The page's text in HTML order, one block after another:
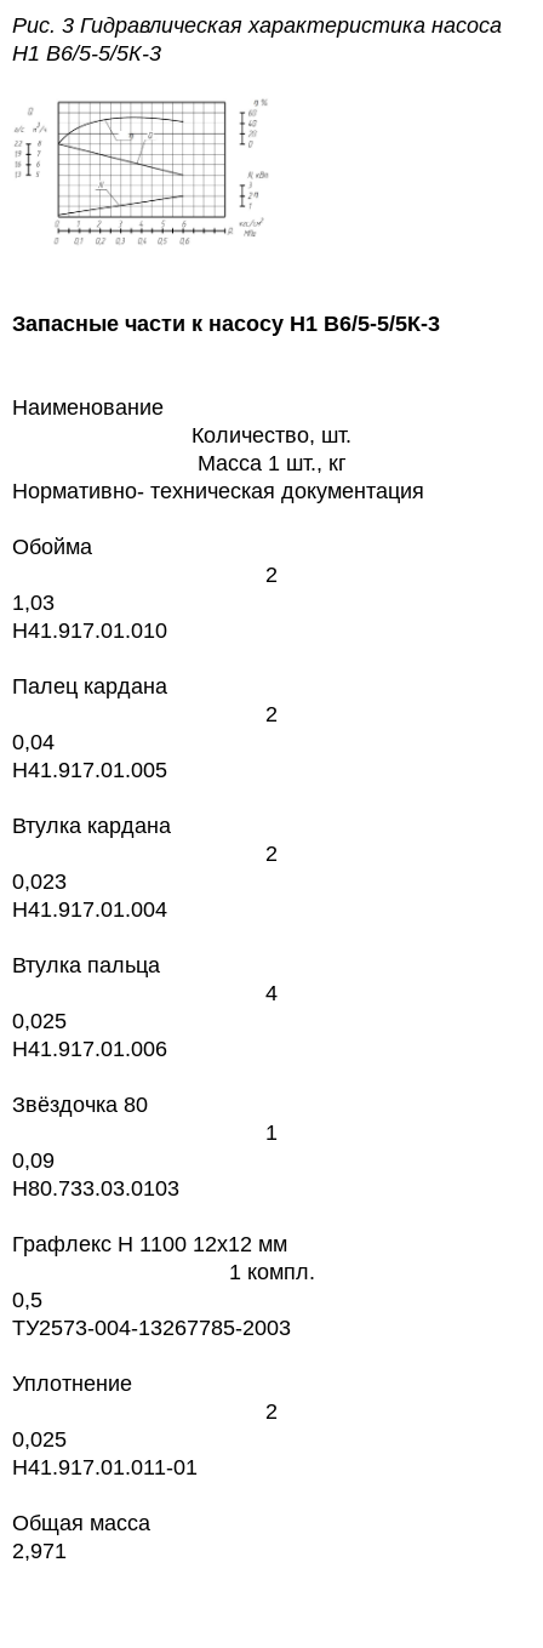
Рис. 3 Гидравлическая характеристика насоса
Н1 В6/5-5/5К-3
Запасные части к насосу Н1 В6/5-5/5К-3
Наименование
Количество, шт.
Macca 1 шт., кг
Нормативно- техническая документация
Обойма
2
1,03
H41.917.01.010
Палец кардана
2
0,04
H41.917.01.005
Втулка кардана
2
0,023
H41.917.01.004
Втулка пальца
4
0,025
H41.917.01.006
Звёздочка 80
1
0,09
H80.733.03.0103
Графлекс Н 1100 12x12 мм
1 компл.
0,5
TУ2573-004-13267785-2003
Уплотнение
2
0,025
H41.917.01.011-01
Общая масса
2,971